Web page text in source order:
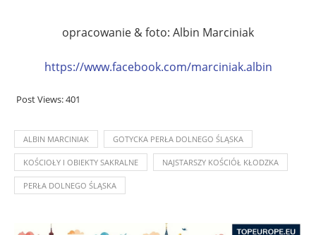
opracowanie & foto: Albin Marciniak
https://www.facebook.com/marciniak.albin
Post Views:401
ALBIN MARCINIAK GOTYCKA PERŁA DOLNEGO ŚLĄSKA
KOŚCIOŁY I OBIEKTY SAKRALNE NAJSTARSZY KOŚCIÓŁ KŁODZKA
PERŁA DOLNEGO ŚLĄSKA